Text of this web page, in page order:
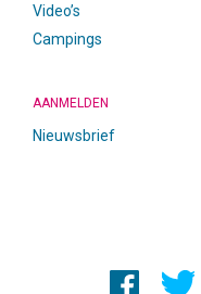
Video’s
Campings
AANMELDEN
Nieuwsbrief